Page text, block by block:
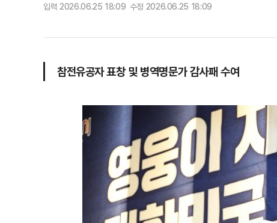
입력 2026.06.25 18:09 수정 2026.06.25 18:09
참전유공자 표창 및 병역명문가 감사패 수여